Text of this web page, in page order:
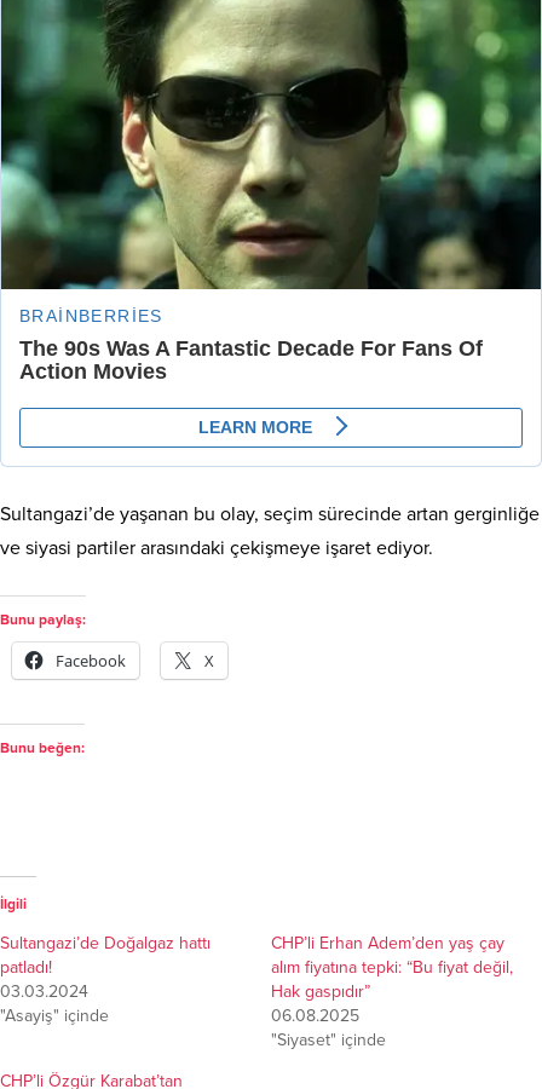
Sultangazi’de yaşanan bu olay, seçim sürecinde artan gerginliğe
ve siyasi partiler arasındaki çekişmeye işaret ediyor.
Bunu paylaş:
Facebook X
Bunu beğen:
İlgili
Sultangazi’de Doğalgaz hattı
patladı!
03.03.2024
"Asayiş" içinde
CHP’li Erhan Adem’den yaş çay
alım fiyatına tepki: “Bu fiyat değil,
Hak gaspıdır”
06.08.2025
"Siyaset" içinde
CHP’li Özgür Karabat’tan